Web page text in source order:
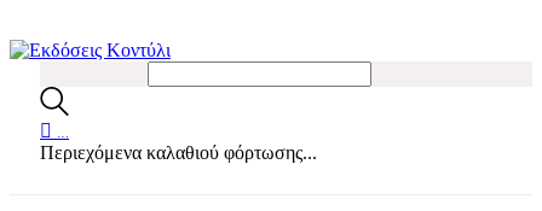
Περιεχόμενα καλαθιού φόρτωσης...